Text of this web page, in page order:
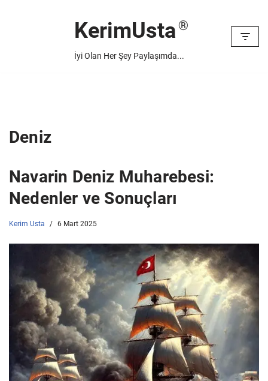
KerimUsta
İyi Olan Her Şey Paylaşımda...
Deniz
Navarin Deniz Muharebesi:
Nedenler ve Sonuçları
Kerim Usta 6 Mart 2025